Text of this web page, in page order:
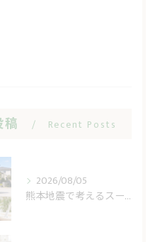
稿 Recent Posts
2026/08/05
熊本地震で考えるスーパー休業と住まいの備え